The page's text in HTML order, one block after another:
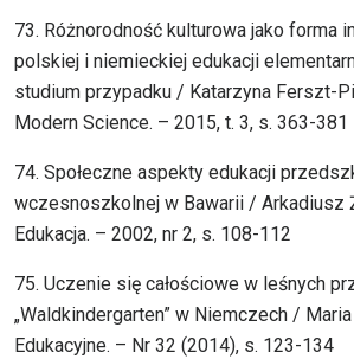
73. Różnorodność kulturowa jako forma
polskiej i niemieckiej edukacji
studium przypadku / Katarzyna Ferszt-
Modern Science. – 2015, t. 3, s. 363-381
74. Społeczne aspekty edukacji
wczesnoszkolnej w Bawarii / Arkadiusz
Edukacja. – 2002, nr 2, s. 108-112
75. Uczenie się całościowe w leśnych
„Waldkindergarten” w Niemczech /
Edukacyjne. – Nr 32 (2014), s. 123-134